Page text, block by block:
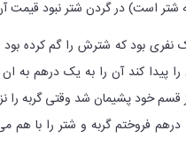
شتر است) در گردن شتر نبود قیمت
نفری بود که شترش را گم کرده بود
پیدا کند آن را به یک درهم به
قسم خود پشیمان شد وقتی گربه را
درهم فروختم گربه و شتر را با